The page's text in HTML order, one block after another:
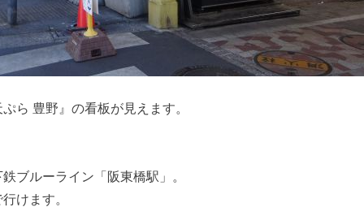
ら 豊野』の看板が見えます。
ブルーライン「阪東橋駅」。
けます。